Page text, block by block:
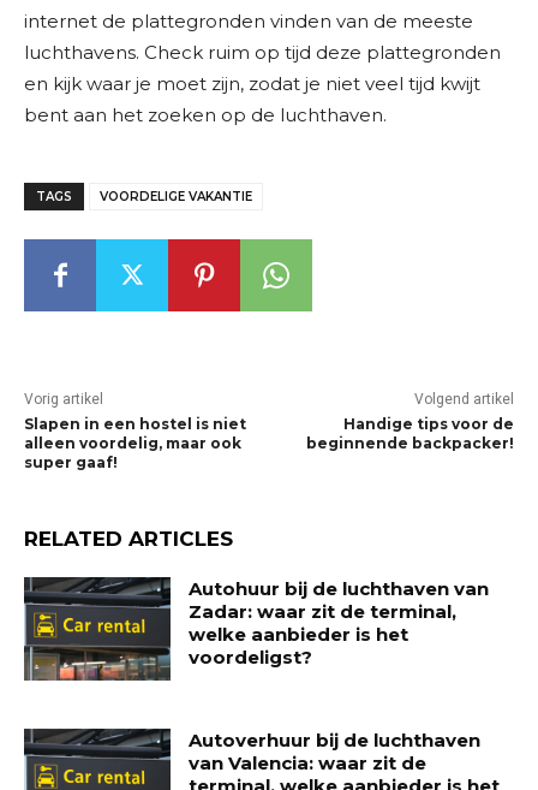
internet de plattegronden vinden van de meeste
luchthavens. Check ruim op tijd deze plattegronden
en kijk waar je moet zijn, zodat je niet veel tijd kwijt
bent aan het zoeken op de luchthaven.
TAGS VOORDELIGE VAKANTIE
Vorig artikel
Slapen in een hostel is niet
alleen voordelig, maar ook
super gaaf!
Volgend artikel
Handige tips voor de
beginnende backpacker!
RELATED ARTICLES
Autohuur bij de luchthaven van
Zadar: waar zit de terminal,
welke aanbieder is het
voordeligst?
Autoverhuur bij de luchthaven
van Valencia: waar zit de